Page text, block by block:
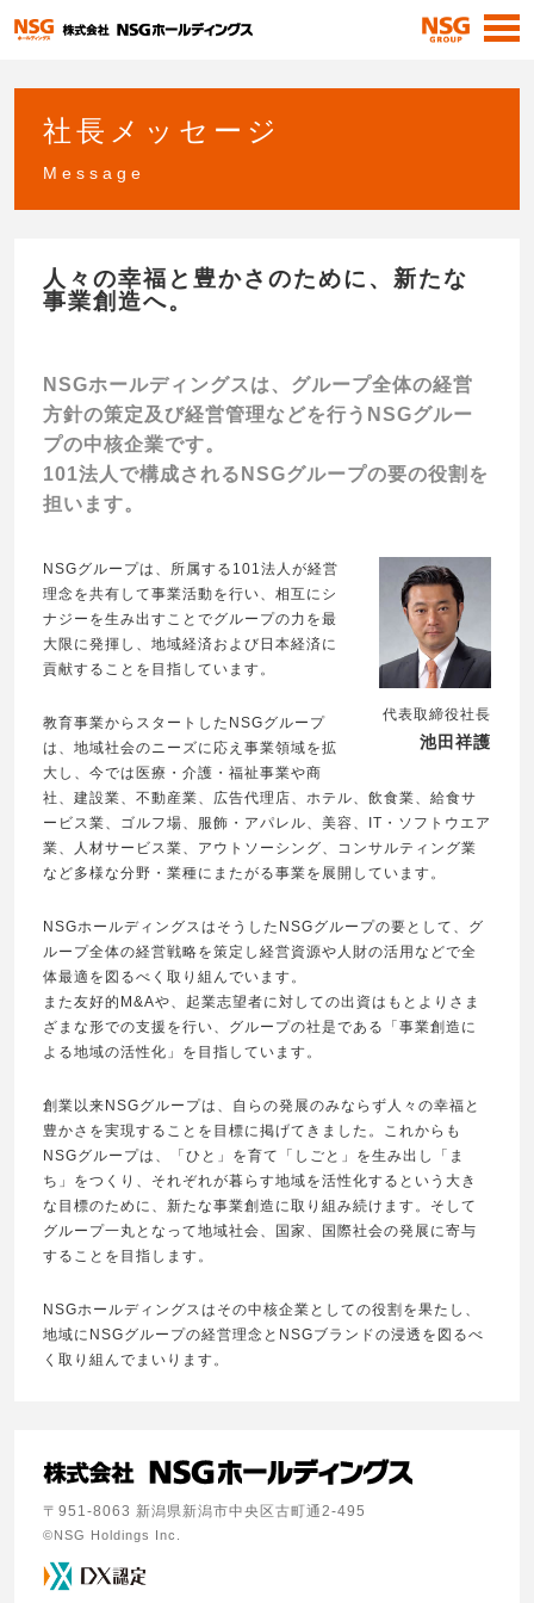
社長メッセージ
Message
人々の幸福と豊かさのために、新たな
事業創造へ。
NSGホールディングスは、グループ全体の経営
方針の策定及び経営管理などを行うNSGグルー
プの中核企業です。
101法人で構成されるNSGグループの要の役割を
担います。
代表取締役社長
池田祥護
NSGグループは、所属する101法人が経営
理念を共有して事業活動を行い、相互にシ
ナジーを生み出すことでグループの力を最
大限に発揮し、地域経済および日本経済に
貢献することを目指しています。
教育事業からスタートしたNSGグループ
は、地域社会のニーズに応え事業領域を拡
大し、今では医療・介護・福祉事業や商
社、建設業、不動産業、広告代理店、ホテル、飲食業、給食サ
ービス業、ゴルフ場、服飾・アパレル、美容、IT・ソフトウエア
業、人材サービス業、アウトソーシング、コンサルティング業
など多様な分野・業種にまたがる事業を展開しています。
NSGホールディングスはそうしたNSGグループの要として、グ
ループ全体の経営戦略を策定し経営資源や人財の活用などで全
体最適を図るべく取り組んでいます。
また友好的M&Aや、起業志望者に対しての出資はもとよりさま
ざまな形での支援を行い、グループの社是である「事業創造に
よる地域の活性化」を目指しています。
創業以来NSGグループは、自らの発展のみならず人々の幸福と
豊かさを実現することを目標に掲げてきました。これからも
NSGグループは、「ひと」を育て「しごと」を生み出し「ま
ち」をつくり、それぞれが暮らす地域を活性化するという大き
な目標のために、新たな事業創造に取り組み続けます。そして
グループ一丸となって地域社会、国家、国際社会の発展に寄与
することを目指します。
NSGホールディングスはその中核企業としての役割を果たし、
地域にNSGグループの経営理念とNSGブランドの浸透を図るべ
く取り組んでまいります。
〒951-8063 新潟県新潟市中央区古町通2-495
©NSG Holdings Inc.